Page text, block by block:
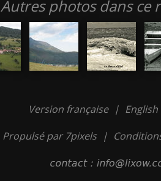
Autres photos dans ce
Version française |
Propulsé par 7pixels |